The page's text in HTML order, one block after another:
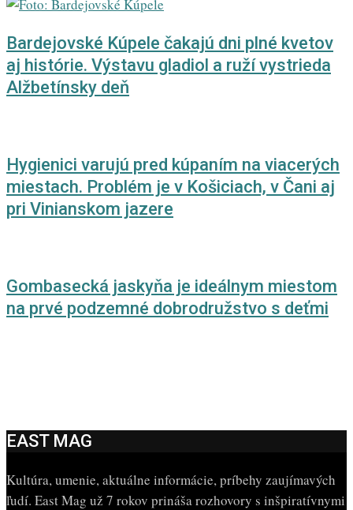
Bardejovské Kúpele čakajú dni plné kvetov
aj histórie. Výstavu gladiol a ruží vystrieda
Alžbetínsky deň
Hygienici varujú pred kúpaním na viacerých
miestach. Problém je v Košiciach, v Čani aj
pri Vinianskom jazere
Gombasecká jaskyňa je ideálnym miestom
na prvé podzemné dobrodružstvo s deťmi
EAST MAG
Kultúra, umenie, aktuálne informácie, príbehy zaujímavých
ľudí. East Mag už 7 rokov prináša rozhovory s inšpiratívnymi